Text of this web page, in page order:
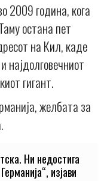
2009 година, кога
остана пет
на Кил, каде
најдолговечниот
гигант.
желбата за
Ни недостига
изјави